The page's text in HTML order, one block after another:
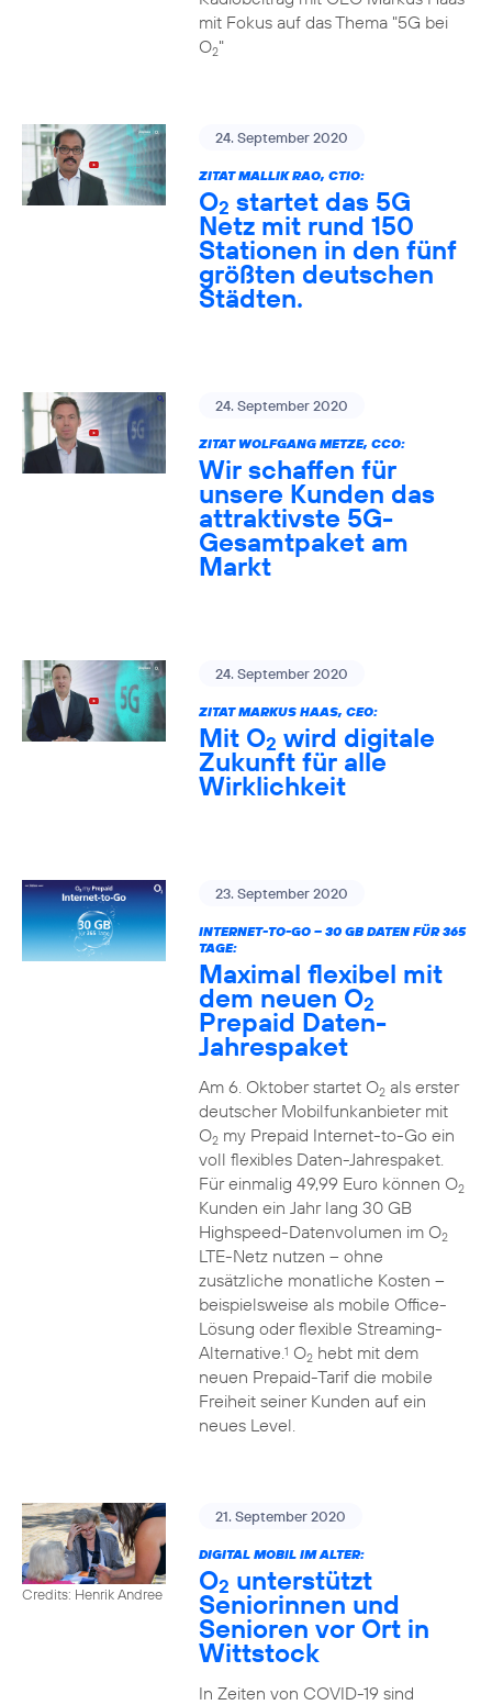
mit Fokus auf das Thema "5G bei
O2"
24. September 2020
ZITAT MALLIK RAO, CTIO:
O2 startet das 5G
Netz mit rund 150
Stationen in den fünf
größten deutschen
Städten.
24. September 2020
ZITAT WOLFGANG METZE, CCO:
Wir schaffen für
unsere Kunden das
attraktivste 5G-
Gesamtpaket am
Markt
24. September 2020
ZITAT MARKUS HAAS, CEO:
Mit O2 wird digitale
Zukunft für alle
Wirklichkeit
23. September 2020
INTERNET-TO-GO – 30 GB DATEN FÜR 365
TAGE:
Maximal flexibel mit
dem neuen O2
Prepaid Daten-
Jahrespaket
Am 6. Oktober startet O2als erster
deutscher Mobilfunkanbieter mit
O2my Prepaid Internet-to-Go ein
voll flexibles Daten-Jahrespaket.
Für einmalig 49,99 Euro können O2
Kunden ein Jahr lang 30 GB
Highspeed-Datenvolumen im O2
LTE-Netz nutzen – ohne
zusätzliche monatliche Kosten –
beispielsweise als mobile Office-
Lösung oder flexible Streaming-
Alternative.1 O2hebt mit dem
neuen Prepaid-Tarif die mobile
Freiheit seiner Kunden auf ein
neues Level.
Credits: Henrik Andree
21. September 2020
DIGITAL MOBIL IM ALTER:
O2 unterstützt
Seniorinnen und
Senioren vor Ort in
Wittstock
In Zeiten von COVID-19 sind